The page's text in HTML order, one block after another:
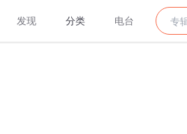
发现 分类 电台